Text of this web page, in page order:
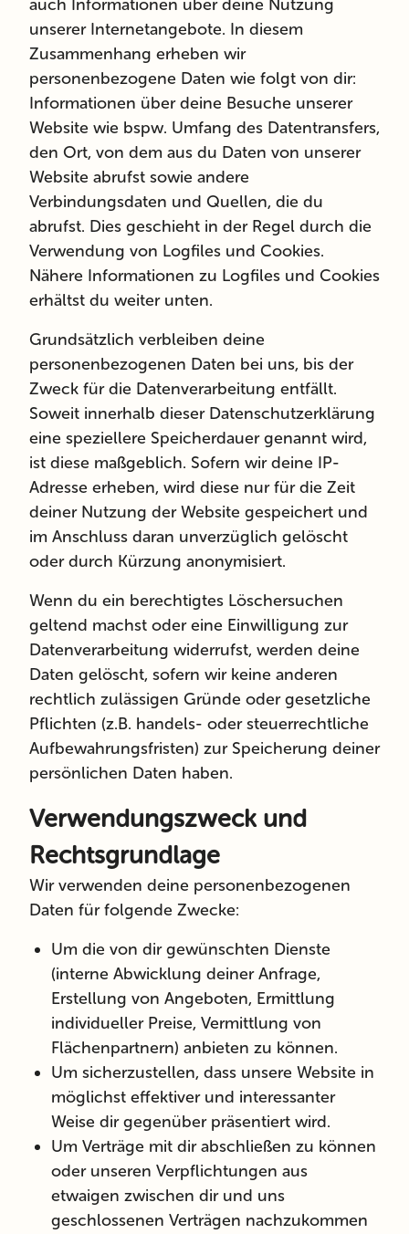
auch Informationen über deine Nutzung
unserer Internetangebote. In diesem
Zusammenhang erheben wir
personenbezogene Daten wie folgt von dir:
Informationen über deine Besuche unserer
Website wie bspw. Umfang des Datentransfers,
den Ort, von dem aus du Daten von unserer
Website abrufst sowie andere
Verbindungsdaten und Quellen, die du
abrufst. Dies geschieht in der Regel durch die
Verwendung von Logfiles und Cookies.
Nähere Informationen zu Logfiles und Cookies
erhältst du weiter unten.
Grundsätzlich verbleiben deine
personenbezogenen Daten bei uns, bis der
Zweck für die Datenverarbeitung entfällt.
Soweit innerhalb dieser Datenschutzerklärung
eine speziellere Speicherdauer genannt wird,
ist diese maßgeblich. Sofern wir deine IP-
Adresse erheben, wird diese nur für die Zeit
deiner Nutzung der Website gespeichert und
im Anschluss daran unverzüglich gelöscht
oder durch Kürzung anonymisiert.
Wenn du ein berechtigtes Löschersuchen
geltend machst oder eine Einwilligung zur
Datenverarbeitung widerrufst, werden deine
Daten gelöscht, sofern wir keine anderen
rechtlich zulässigen Gründe oder gesetzliche
Pflichten (z.B. handels- oder steuerrechtliche
Aufbewahrungsfristen) zur Speicherung deiner
persönlichen Daten haben.
Verwendungszweck und
Rechtsgrundlage
Wirverwenden deine personenbezogenen
Daten für folgende Zwecke:
Um die von dir gewünschten Dienste
(interne Abwicklung deiner Anfrage,
Erstellung von Angeboten, Ermittlung
individueller Preise, Vermittlung von
Flächenpartnern) anbieten zu können.
Um sicherzustellen, dass unsere Website in
möglichst effektiver und interessanter
Weise dir gegenüber präsentiert wird.
Um Verträge mit dir abschließen zu können
oder unseren Verpflichtungen aus
etwaigen zwischen dir und uns
geschlossenen Verträgen nachzukommen